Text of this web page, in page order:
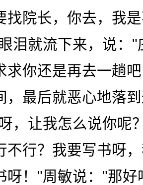
找院长，你去，我
泪就流下来，说：
求你还是再去一趟
，最后就恶心地落
，让我怎么说你呢
不行？我要写书呀
呀！"周敏说："那